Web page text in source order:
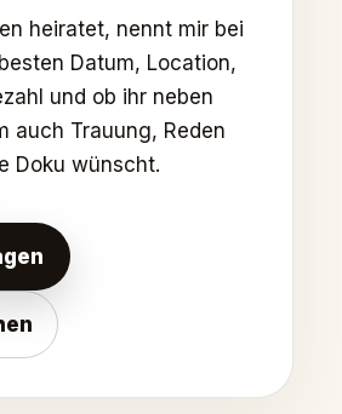
heiratet, nennt mir bei
Datum, Location,
und ob ihr neben
auch Trauung, Reden
Doku wünscht.